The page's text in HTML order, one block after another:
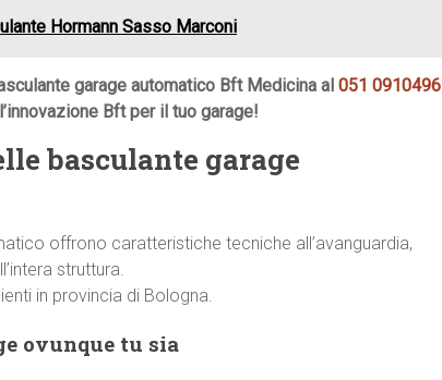
Hormann Sasso Marconi
garage automatico Bft Medicina al 051 0910496
Bft per il tuo garage!
basculante garage
offrono caratteristiche tecniche all’avanguardia,
struttura.
in provincia di Bologna.
ovunque tu sia